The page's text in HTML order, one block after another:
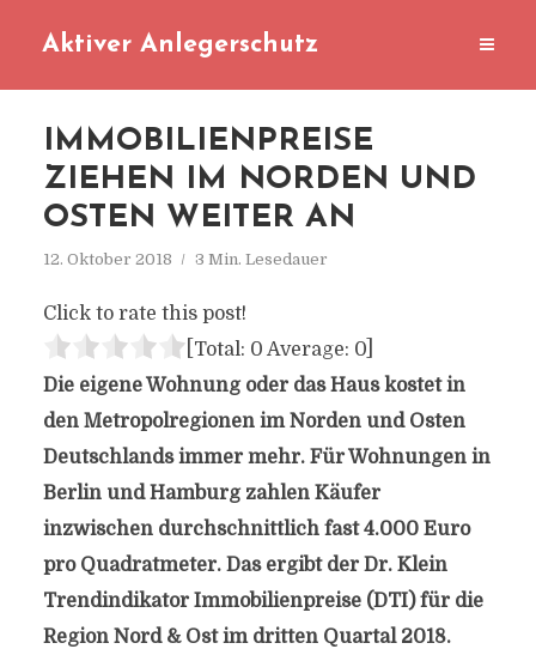
Aktiver Anlegerschutz
IMMOBILIENPREISE
ZIEHEN IM NORDEN UND
OSTEN WEITER AN
12. Oktober 2018 3 Min. Lesedauer
Click to rate this post!
[Total: 0 Average: 0]
Die eigene Wohnung oder das Haus kostet in
den Metropolregionen im Norden und Osten
Deutschlands immer mehr. Für Wohnungen in
Berlin und Hamburg zahlen Käufer
inzwischen durchschnittlich fast 4.000 Euro
pro Quadratmeter. Das ergibt der Dr. Klein
Trendindikator Immobilienpreise (DTI) für die
Region Nord & Ost im dritten Quartal 2018.